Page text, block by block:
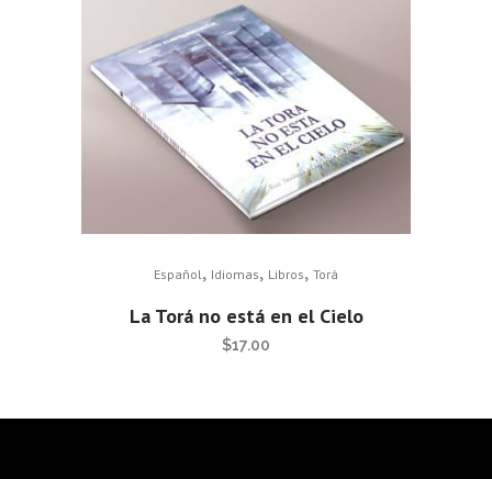
Español, Idiomas, Libros, Torá
La Torá no está en el Cielo
$17.00